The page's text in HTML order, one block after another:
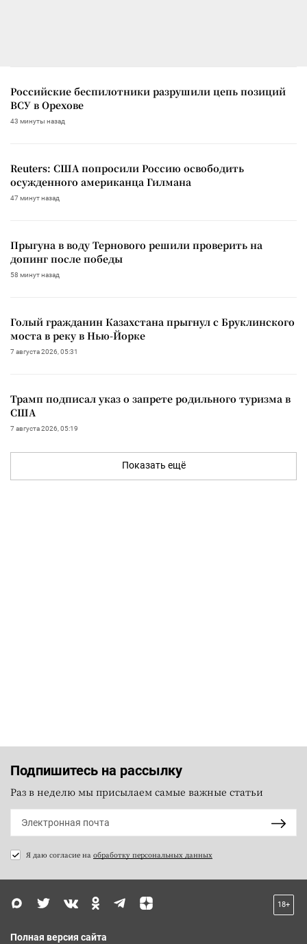
Российские беспилотники разрушили цепь позиций
ВСУ в Орехове
43 минуты назад
Reuters: США попросили Россию освободить
осужденного американца Гилмана
47 минут назад
Прыгуна в воду Тернового решили проверить на
допинг после победы
58 минут назад
Голый гражданин Казахстана прыгнул с Бруклинского
моста в реку в Нью-Йорке
7 августа 2026, 05:31
Трамп подписал указ о запрете родильного туризма в
США
7 августа 2026, 05:19
Показать ещё
Подпишитесь на рассылку
Раз в неделю мы присылаем самые важные статьи
Я даю согласие на обработку персональных данных
18+
Полная версия сайта